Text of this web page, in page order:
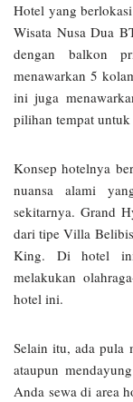
Hotel yang
Wisata Nusa Dua
dengan balkon
menawarkan 5
ini juga
pilihan tempat
Konsep hotelnya
nuansa alami
sekitarnya. Grand
dari tipe Villa
King. Di hotel ini
melakukan
hotel ini.
Selain itu, ada pula
ataupun
Anda sewa di area